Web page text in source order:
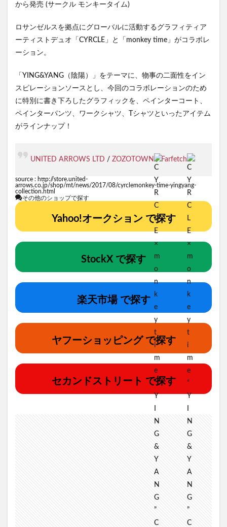
から発売 (サークル モンキータイム)
ロサンゼルスを拠点にグローバルに活動するグラフィティア
ーティストデュオ「CYRCLE」と「monkey time」がコラボレ
ーション。
「YING&YANG（陰陽）」をテーマに、物事の二面性をイン
スピレーションソースとし、今回のコラボレーションのため
に特別に書き下ろしたグラフィックを、ペインターコート、
ペインターパンツ、ワークシャツ、Tシャツといったアイテム
がラインナップ！
UNITED ARROWS LTD / ZOZOTOWN /Farfetch
source : http://store.united-
arrows.co.jp/shop/mt/news/2017/08/cyrclemonkey-time-yingyang-
collection.html
その他のショップで探す
Yahoo!オークション で探す
StockX で探す
楽天市場 で探す
ヤフーショッピング で探す
セカンドストリート で探す